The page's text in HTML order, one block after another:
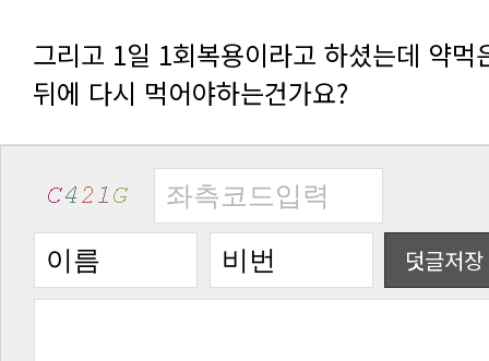
뒤에 다시 먹어야하는건가요?
덧글저장